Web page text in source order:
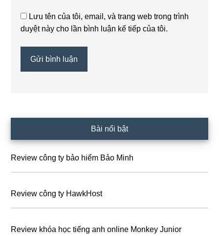
Lưu tên của tôi, email, và trang web trong trình
duyệt này cho lần bình luận kế tiếp của tôi.
chính
Bài nổi bật
Review công ty bảo hiểm Bảo Minh
Review công ty HawkHost
Review khóa học tiếng anh online Monkey Junior